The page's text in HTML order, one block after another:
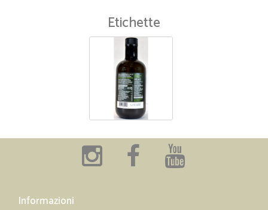
Etichette
Informazioni